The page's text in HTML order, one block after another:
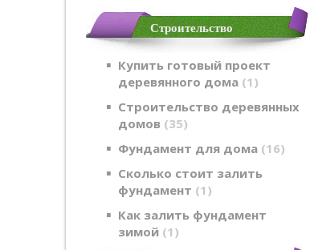
Строительство
Купить готовый проект
деревянного дома 1
Строительство деревянных
домов 35
Фундамент для дома 16
Сколько стоит залить
фундамент 1
Как залить фундамент
зимой 1